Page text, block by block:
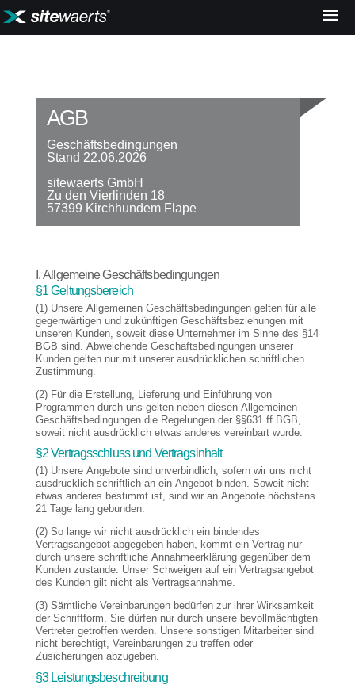
AGB
Geschäftsbedingungen
Stand 22.06.2026
sitewaerts GmbH
Zu den Vierlinden 18
57399 Kirchhundem Flape
I. Allgemeine Geschäftsbedingungen
§1 Geltungsbereich
(1) Unsere Allgemeinen Geschäftsbedingungen gelten für alle
gegenwärtigen und zukünftigen Geschäftsbeziehungen mit
unseren Kunden, soweit diese Unternehmer im Sinne des §14
BGB sind. Abweichende Geschäftsbedingungen unserer
Kunden gelten nur mit unserer ausdrücklichen schriftlichen
Zustimmung.
(2) Für die Erstellung, Lieferung und Einführung von
Programmen durch uns gelten neben diesen Allgemeinen
Geschäftsbedingungen die Regelungen der §§631 ff BGB,
soweit nicht ausdrücklich etwas anderes vereinbart wurde.
§2 Vertragsschluss und Vertragsinhalt
(1) Unsere Angebote sind unverbindlich, sofern wir uns nicht
ausdrücklich schriftlich an ein Angebot binden. Soweit nicht
etwas anderes bestimmt ist, sind wir an Angebote höchstens
21 Tage lang gebunden.
(2) So lange wir nicht ausdrücklich ein bindendes
Vertragsangebot abgegeben haben, kommt ein Vertrag nur
durch unsere schriftliche Annahmeerklärung gegenüber dem
Kunden zustande. Unser Schweigen auf ein Vertragsangebot
des Kunden gilt nicht als Vertragsannahme.
(3) Sämtliche Vereinbarungen bedürfen zur ihrer Wirksamkeit
der Schriftform. Sie dürfen nur durch unsere bevollmächtigten
Vertreter getroffen werden. Unsere sonstigen Mitarbeiter sind
nicht berechtigt, Vereinbarungen zu treffen oder
Zusicherungen abzugeben.
§3 Leistungsbeschreibung
Home